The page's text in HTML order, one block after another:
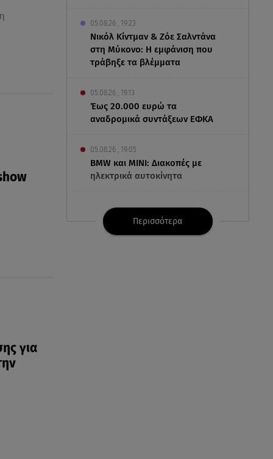
για
05.08.26 , 19:23
Νικόλ Κίντμαν & Ζόε Σαλντάνα
στη Μύκονο: Η εμφάνιση που
τράβηξε τα βλέμματα
05.08.26 , 19:13
Έως 20.000 ευρώ τα
αναδρομικά συντάξεων ΕΦΚΑ
05.08.26 , 19:05
BMW και MINI: Διακοπές με
ηλεκτρικά αυτοκίνητα
05.08.26 , 19:00
Λονδίνο: Γυναίκα επιτέθηκε και
τραυμάτισε με ψαλίδι 4 άνδρες
Περισσότερα